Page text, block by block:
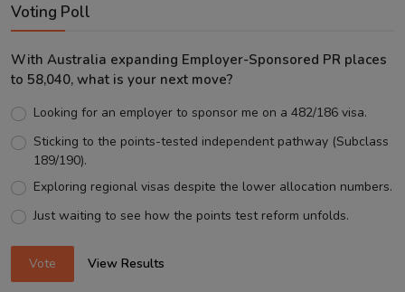
Voting Poll
With Australia expanding Employer-Sponsored PR places
to 58,040, what is your next move?
Looking for an employer to sponsor me on a 482/186 visa.
Sticking to the points-tested independent pathway (Subclass
189/190).
Exploring regional visas despite the lower allocation numbers.
Just waiting to see how the points test reform unfolds.
Vote View Results